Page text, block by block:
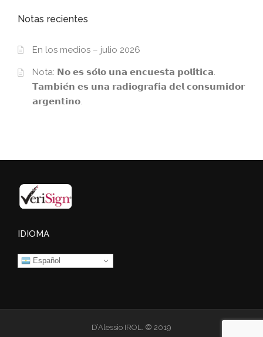
Notas recientes
En los medios – julio 2026
Nota: 𝗡𝗼 𝗲𝘀 𝘀𝗼́𝗹𝗼 𝘂𝗻𝗮 𝗲𝗻𝗰𝘂𝗲𝘀𝘁𝗮 𝗽𝗼𝗹𝗶́𝘁𝗶𝗰𝗮.
𝗧𝗮𝗺𝗯𝗶𝗲́𝗻 𝗲𝘀 𝘂𝗻𝗮 𝗿𝗮𝗱𝗶𝗼𝗴𝗿𝗮𝗳𝗶́𝗮 𝗱𝗲𝗹 𝗰𝗼𝗻𝘀𝘂𝗺𝗶𝗱𝗼𝗿
𝗮𝗿𝗴𝗲𝗻𝘁𝗶𝗻𝗼.
IDIOMA
Español
D’Alessio IROL. © 2019